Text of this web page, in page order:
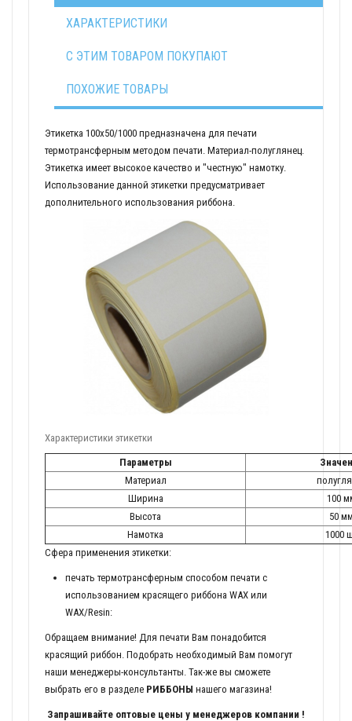
ХАРАКТЕРИСТИКИ
С ЭТИМ ТОВАРОМ ПОКУПАЮТ
ПОХОЖИЕ ТОВАРЫ
Этикетка 100х50/1000 предназначена для печати
термотрансферным методом печати. Материал-полуглянец.
Этикетка имеет высокое качество и "честную" намотку.
Использование данной этикетки предусматривает
дополнительного использования риббона.
Характеристики этикетки
Параметры
Материал
Ширина
100
Высота
50
Намотка
1000
Сфера применения этикетки:
печать термотрансферным способом печати с
использованием красящего риббона WAX или
WAX/Resin:
Обращаем внимание! Для печати Вам понадобится
красящий риббон. Подобрать необходимый Вам помогут
наши менеджеры-консультанты. Так-же вы сможете
выбрать его в разделе РИББОНЫ нашего магазина!
Запрашивайте оптовые цены у менеджеров компании !